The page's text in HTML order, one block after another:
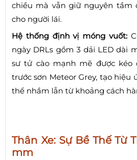
chiều mà vẫn giữ nguyên tầm
cho người lái.
Hệ thống định vị móng vuốt:
ngày DRLs gồm 3 dải LED dài
sư tử cào mạnh mẽ được kéo
trước sơn Meteor Grey, tạo hiệu
thể nhầm lẫn từ khoảng cách
Thân Xe: Sự Bề Thế Từ
mm